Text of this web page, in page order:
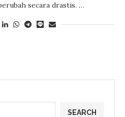
secara drastis. …
SEARCH